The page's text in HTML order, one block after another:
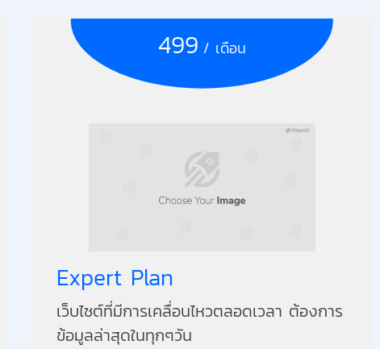
499 / เดือน
Expert Plan
เว็บไซต์ที่มีการเคลื่อนไหวตลอดเวลา ต้องการ
ข้อมูลล่าสุดในทุกๆวัน